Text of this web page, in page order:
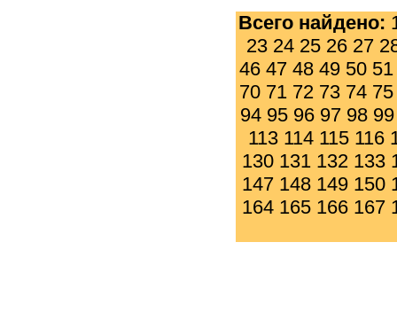
Всего найдено:
23 24 25 26 27
46 47 48 49 50 51
70 71 72 73 74 75
94 95 96 97 98 99
113 114 115 116
130 131 132 133
147 148 149 150
164 165 166 167